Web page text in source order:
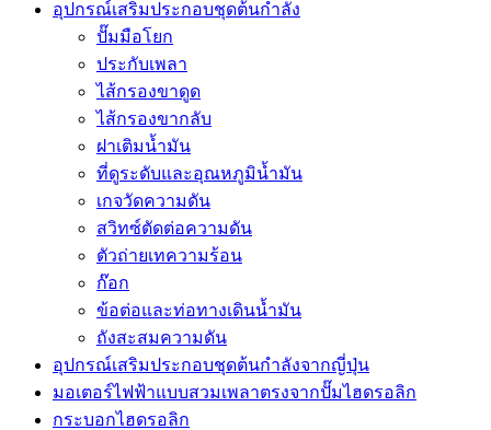
อุปกรณ์เสริมประกอบชุดต้นกำลัง
ปั๊มมือโยก
ประกับเพลา
ไส้กรองขาดูด
ไส้กรองขากลับ
ฝาเติมน้ำมัน
ที่ดูระดับและอุณหภูมิน้ำมัน
เกจวัดความดัน
สวิทซ์ตัดต่อความดัน
ตัวถ่ายเทความร้อน
ก๊อก
ข้อต่อและท่อทางเดินน้ำมัน
ถังสะสมความดัน
อุปกรณ์เสริมประกอบชุดต้นกำลังจากญี่ปุ่น
มอเตอร์ไฟฟ้าแบบสวมเพลาตรงจากปั๊มไฮดรอลิก
กระบอกไฮดรอลิก